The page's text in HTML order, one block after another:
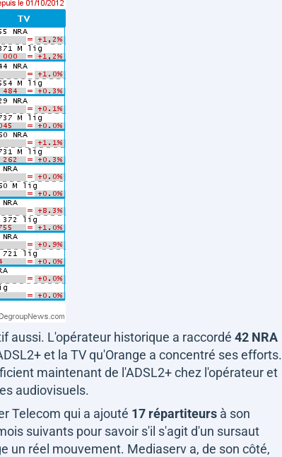
aussi. L'opérateur historique a raccordé 42 NRA
et la TV qu'Orange a concentré ses efforts.
maintenant de l'ADSL2+ chez l'opérateur et
audiovisuels.
Telecom qui a ajouté 17 répartiteurs à son
suivants pour savoir s'il s'agit d'un sursaut
un réel mouvement. Mediaserv a, de son côté,